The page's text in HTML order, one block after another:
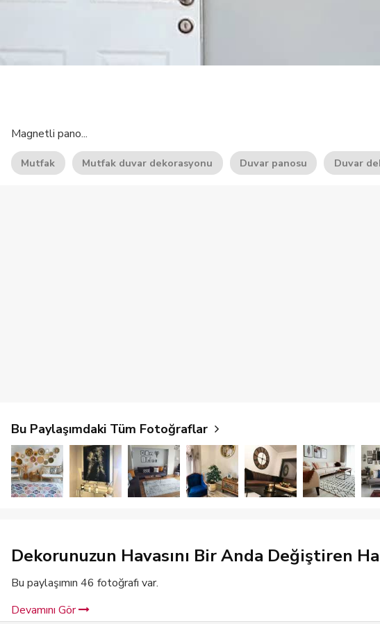
Magnetli pano...
Mutfak Mutfak duvar dekorasyonu Duvar panosu Duvar
Bu Paylaşımdaki Tüm Fotoğraflar
Dekorunuzun Havasını Bir Anda Değiştiren
Bu paylaşımın 46 fotoğrafı var.
Devamını Gör